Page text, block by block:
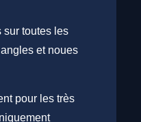
sur toutes les
et noues
pour les très